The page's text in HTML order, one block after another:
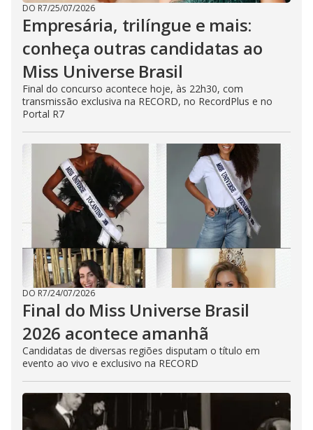
DO R7/25/07/2026
Empresária, trilíngue e mais:
conheça outras candidatas ao
Miss Universe Brasil
Final do concurso acontece hoje, às 22h30, com
transmissão exclusiva na RECORD, no RecordPlus e no
Portal R7
DO R7/24/07/2026
Final do Miss Universe Brasil
2026 acontece amanhã
Candidatas de diversas regiões disputam o título em
evento ao vivo e exclusivo na RECORD